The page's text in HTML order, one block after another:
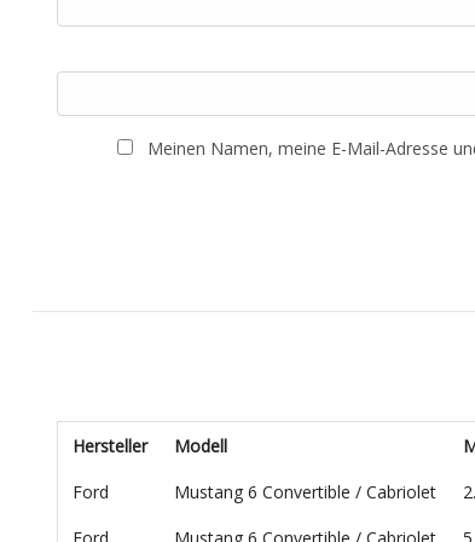
Meinen Namen, meine E-Mail-Adresse
Hersteller Modell
Ford
Mustang 6 Convertible / Cabriolet